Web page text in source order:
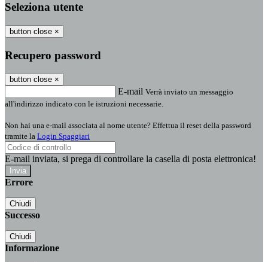
Seleziona utente
button close ×
Recupero password
button close ×
E-mail Verrà inviato un messaggio
all'indirizzo indicato con le istruzioni necessarie.
Non hai una e-mail associata al nome utente? Effettua il reset della password
tramite la Login Spaggiari
E-mail inviata, si prega di controllare la casella di posta elettronica!
Errore
Chiudi
Successo
Chiudi
Informazione